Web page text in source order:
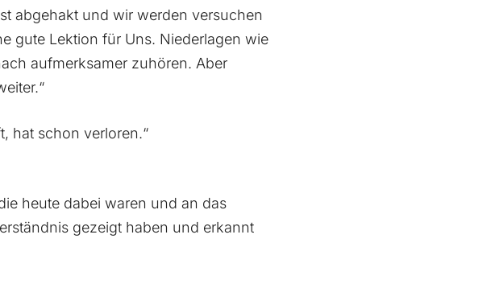
abgehakt und wir werden versuchen
gute Lektion für Uns. Niederlagen wie
aufmerksamer zuhören. Aber
hat schon verloren.“
heute dabei waren und an das
gezeigt haben und erkannt